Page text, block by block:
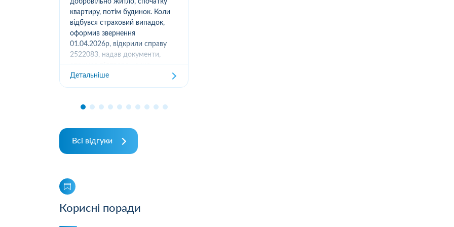
добровільно житло, спочатку
квартиру, потім будинок. Коли
відбувся страховий випадок,
оформив звернення
01.04.2026р, відкрили справу
2522083, надав документи,
отримав підтвердження
отримання, взяли в роботу. 2
місяці жодного повідомлення
Детальніше
Всі відгуки
Корисні поради